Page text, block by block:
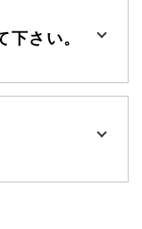
下さい。